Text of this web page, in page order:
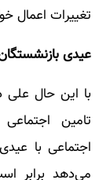
تغییرات اعمال
عیدی
با این حال علی
تامین
اجتماعی با
می‌دهد برابر